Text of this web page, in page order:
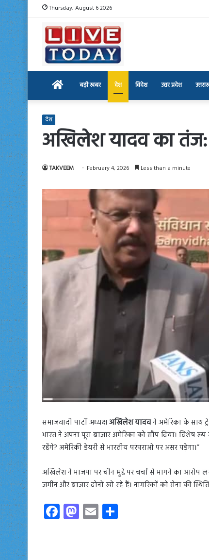
Thursday, August 6 2026
Home बड़ी खबर देश विदेश उत्तर प्रदेश
देश
अखिलेश यादव का तंज:
TAKVEEM February 4, 2026 Less than a minute
समाजवादी पार्टी अध्यक्षअखिलेश यादवने अमेरिका के साथ
भारत ने अपना पूरा बाजार अमेरिका को सौंप दिया। विशेष
रहेंगे? अमेरिकी डेयरी से भारतीय परंपराओं पर असर पड़ेगा।”
अखिलेश ने भाजपा पर चीन मुद्दे पर चर्चा से भागने का आरोप
जमीन और बाजार दोनों खो रहे हैं। नागरिकों को सेना की
Fa
ce
M
as
E
m